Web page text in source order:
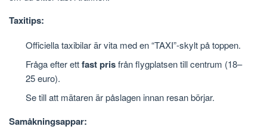
Taxitips:
Officiella taxibilar är vita med en “TAXI”-skylt på toppen.
Fråga efter ettfast prisfrån flygplatsen till centrum (18–
25 euro).
Se till att mätaren är påslagen innan resan börjar.
Samåkningsappar: